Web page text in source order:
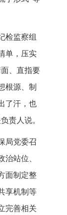
检监察组
单，压实
、直指要
根源、制
了汗，也
责人说。
局党委召
治站位、
面制定整
享机制等
完善相关